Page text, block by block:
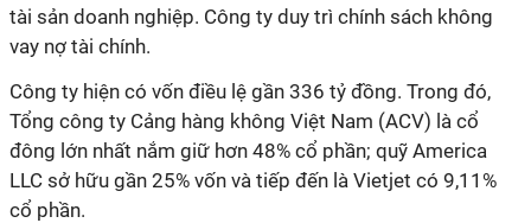
tài sản doanh nghiệp. Công ty duy trì chính sách không
vay nợ tài chính.
Công ty hiện có vốn điều lệ gần 336 tỷ đồng. Trong đó,
Tổng công ty Cảng hàng không Việt Nam (ACV) là cổ
đông lớn nhất nắm giữ hơn 48% cổ phần; quỹ America
LLC sở hữu gần 25% vốn và tiếp đến là Vietjet có 9,11%
cổ phần.